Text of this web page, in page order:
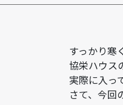
すっかり寒
協栄ハウス
実際に入っ
さて、今回